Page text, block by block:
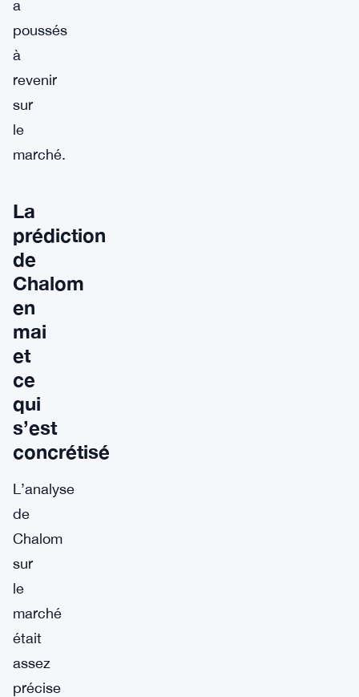
a
poussés
à
revenir
sur
le
marché.
La
prédiction
de
Chalom
en
mai
et
ce
qui
s’est
concrétisé
L’analyse
de
Chalom
sur
le
marché
était
assez
précise